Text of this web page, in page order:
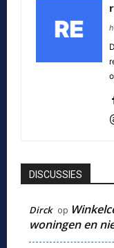
DISCUSSIES
Dirck op
woningen en